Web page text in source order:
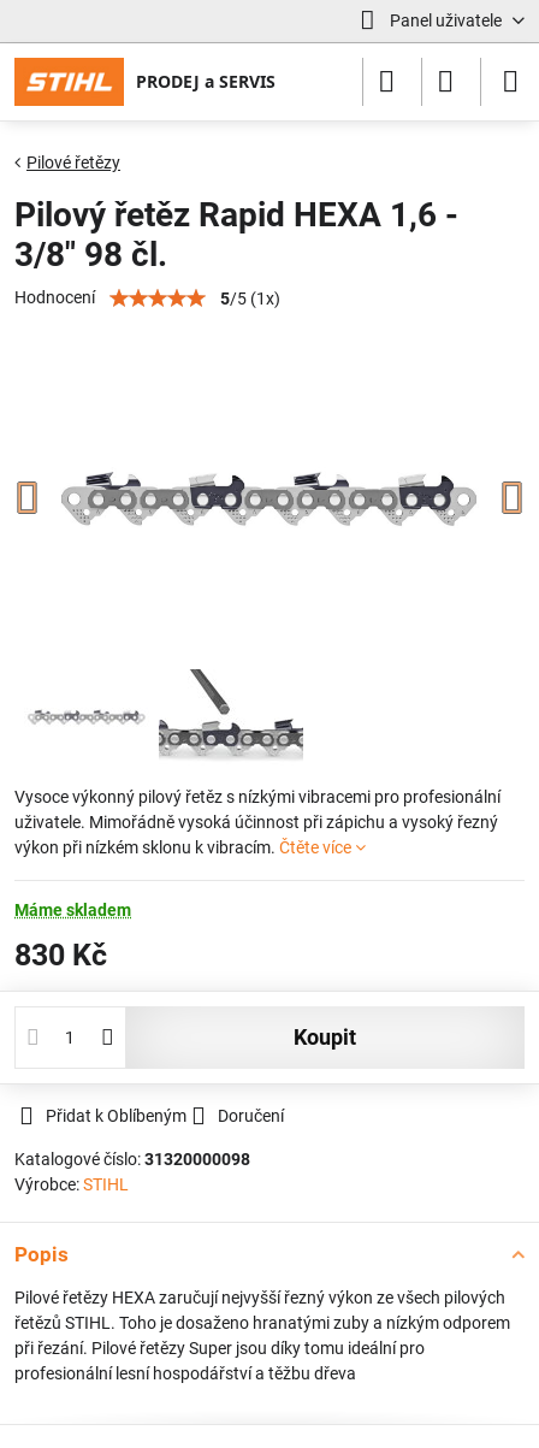
Panel uživatele
Pilové řetězy
Pilový řetěz Rapid HEXA 1,6 -
3/8" 98 čl.
Hodnocení 5/5 (1x)
Vysoce výkonný pilový řetěz s nízkými vibracemi pro profesionální
uživatele. Mimořádně vysoká účinnost při zápichu a vysoký řezný
výkon při nízkém sklonu k vibracím. Čtěte více
Máme skladem
830 Kč
koupit
Přidat k Oblíbeným Doručení
Katalogové číslo:31320000098
Výrobce:STIHL
Popis
Pilové řetězy HEXA zaručují nejvyšší řezný výkon ze všech pilových
řetězů STIHL. Toho je dosaženo hranatými zuby a nízkým odporem
při řezání. Pilové řetězy Super jsou díky tomu ideální pro
profesionální lesní hospodářství a těžbu dřeva